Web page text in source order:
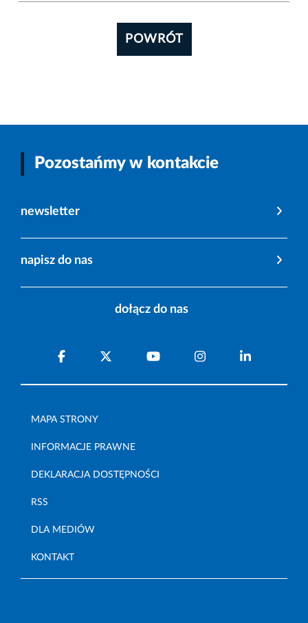
POWRÓT
Pozostańmy w kontakcie
newsletter
napisz do nas
dołącz do nas
MAPA STRONY
INFORMACJE PRAWNE
DEKLARACJA DOSTĘPNOŚCI
RSS
DLA MEDIÓW
KONTAKT